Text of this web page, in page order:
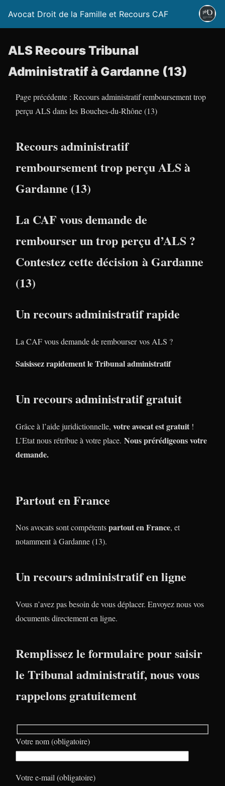
Avocat Droit de la Famille et Recours CAF
ALS Recours Tribunal
Administratif à Gardanne (13)
Page précédente : Recours administratif remboursement trop
perçu ALS dans les Bouches-du-Rhône (13)
Recours administratif
remboursement trop perçu ALS à
Gardanne (13)
La CAF vous demande de
rembourser un trop perçu d’ALS ?
Contestez cette décision à Gardanne
(13)
Un recours administratif rapide
La CAF vous demande de rembourser vos ALS ?
Saisissez rapidement le Tribunal administratif
Un recours administratif gratuit
Grâce à l’aide juridictionnelle, votre avocat est gratuit !
L’Etat nous rétribue à votre place. Nous prérédigeons votre
demande.
Partout en France
Nos avocats sont compétentspartout en France, et
notamment à Gardanne (13).
Un recours administratif en ligne
Vous n’avez pas besoin de vous déplacer. Envoyez nous vos
documents directement en ligne.
Remplissez le formulaire pour saisir
le Tribunal administratif, nous vous
rappelons gratuitement
Votre nom (obligatoire)
Votre e-mail (obligatoire)